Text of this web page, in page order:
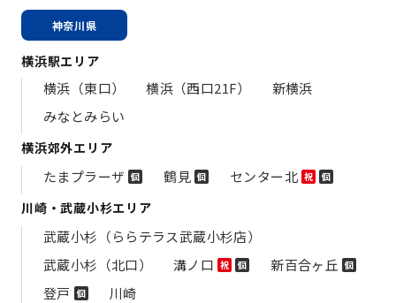
神奈川県
横浜駅エリア
横浜（東口） 横浜（西口21F）
新横浜
みなとみらい
横浜郊外エリア
たまプラーザ 個 鶴見 個 センター北 祝 個
川崎・武蔵小杉エリア
武蔵小杉（ららテラス武蔵小杉店）
武蔵小杉（北口）
溝ノ口 祝 個 新百合ヶ丘 個
登戸 個 川崎